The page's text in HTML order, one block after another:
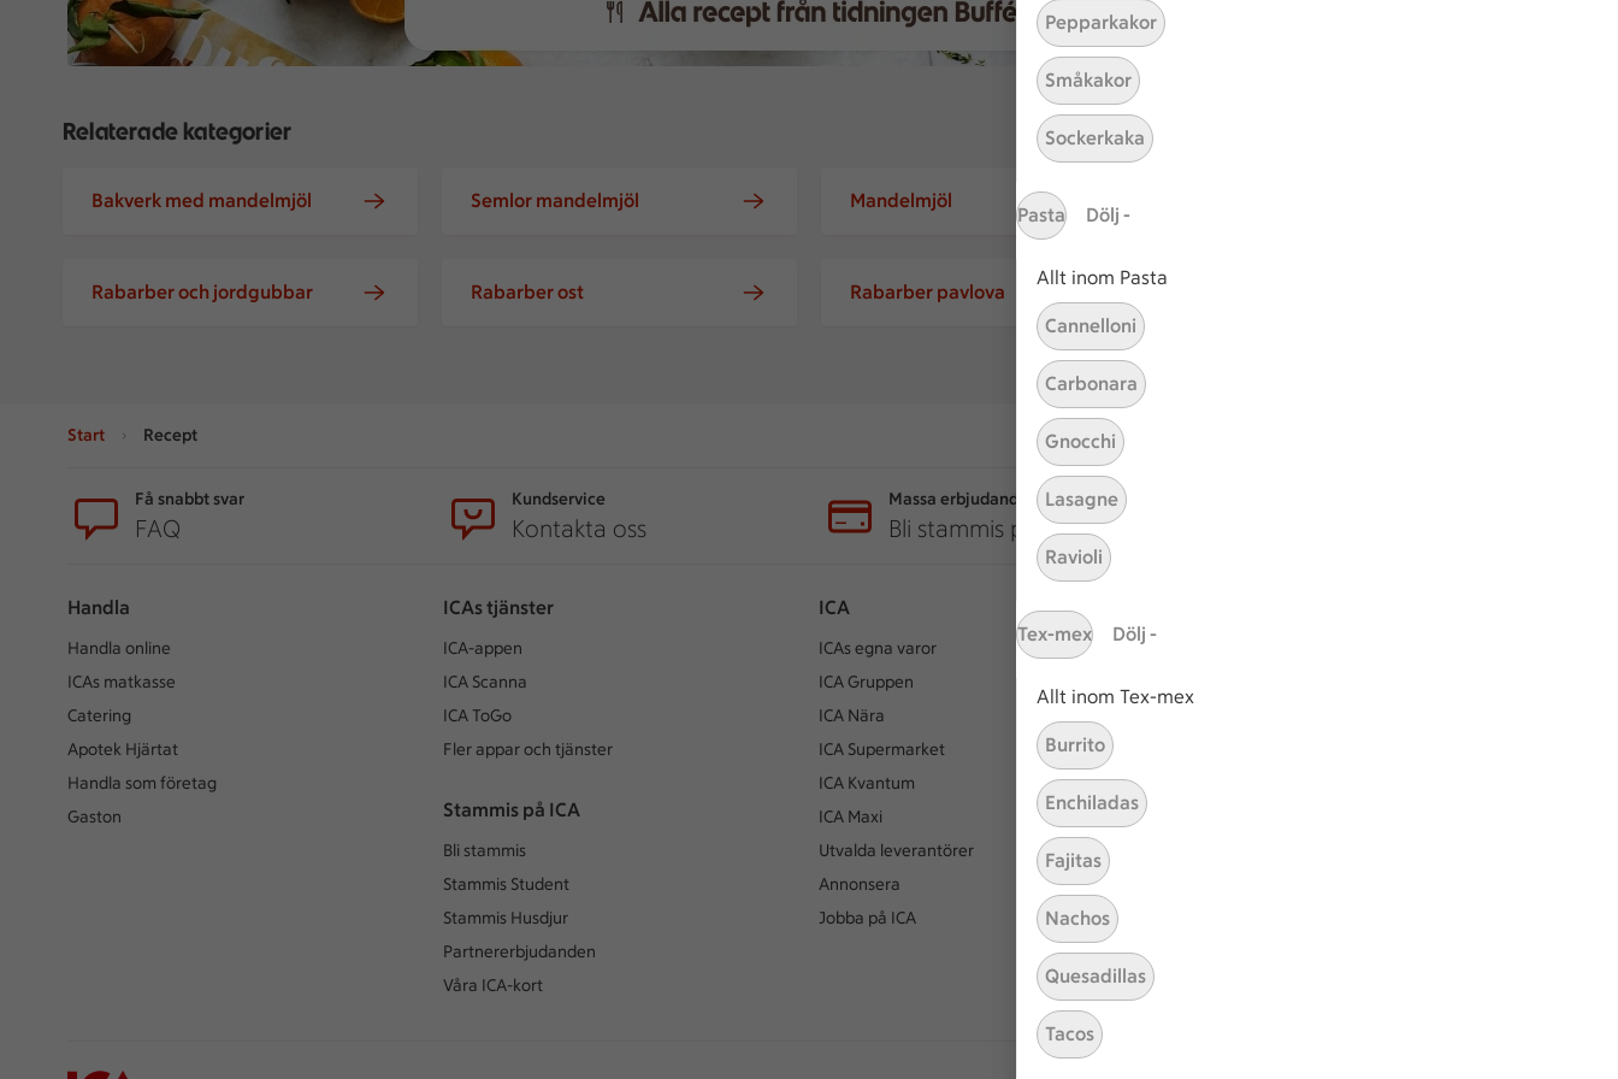
Pepparkakor
Småkakor
Sockerkaka
Pasta Dölj -
Allt inom Pasta
Cannelloni
Carbonara
Gnocchi
Lasagne
Ravioli
Tex-mex Dölj -
Allt inom Tex-mex
Burrito
Enchiladas
Fajitas
Nachos
Quesadillas
Tacos
Relaterade kategorier
Bakverk med mandelmjöl Semlor mandelmjöl Mandelmjöl
Rabarber och jordgubbar Rabarber ost Rabarber pavlova
Start Recept
Få snabbt svar
FAQ
Kundservice
Kontakta oss
Massa erbjudanden
Bli stammis på ICA
Handla
Handla online
ICAs matkasse
Catering
Apotek Hjärtat
Handla som företag
Gaston
ICAs tjänster
ICA-appen
ICA Scanna
ICA ToGo
Fler appar och tjänster
Stammis på ICA
Bli stammis
Stammis Student
Stammis Husdjur
Partnererbjudanden
Våra ICA-kort
ICA
ICAs egna varor
ICA Gruppen
ICA Nära
ICA Supermarket
ICA Kvantum
ICA Maxi
Utvalda leverantörer
Annonsera
Jobba på ICA